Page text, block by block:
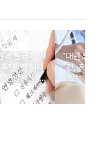
의 월급이 '세
탄' 안 되려
'연말정산' 핵
꿀팁 A to Z
“매년 받
진, 혹시
있는 건
요?”